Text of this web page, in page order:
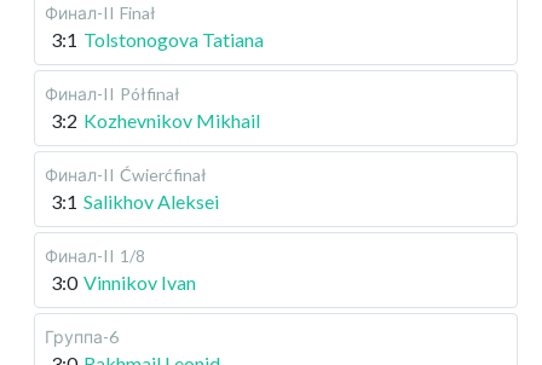
Финал-II Finał
3:1 Tolstonogova Tatiana
Финал-II Półfinał
3:2 Kozhevnikov Mikhail
Финал-II Ćwierćfinał
3:1 Salikhov Aleksei
Финал-II 1/8
3:0 Vinnikov Ivan
Группа-6